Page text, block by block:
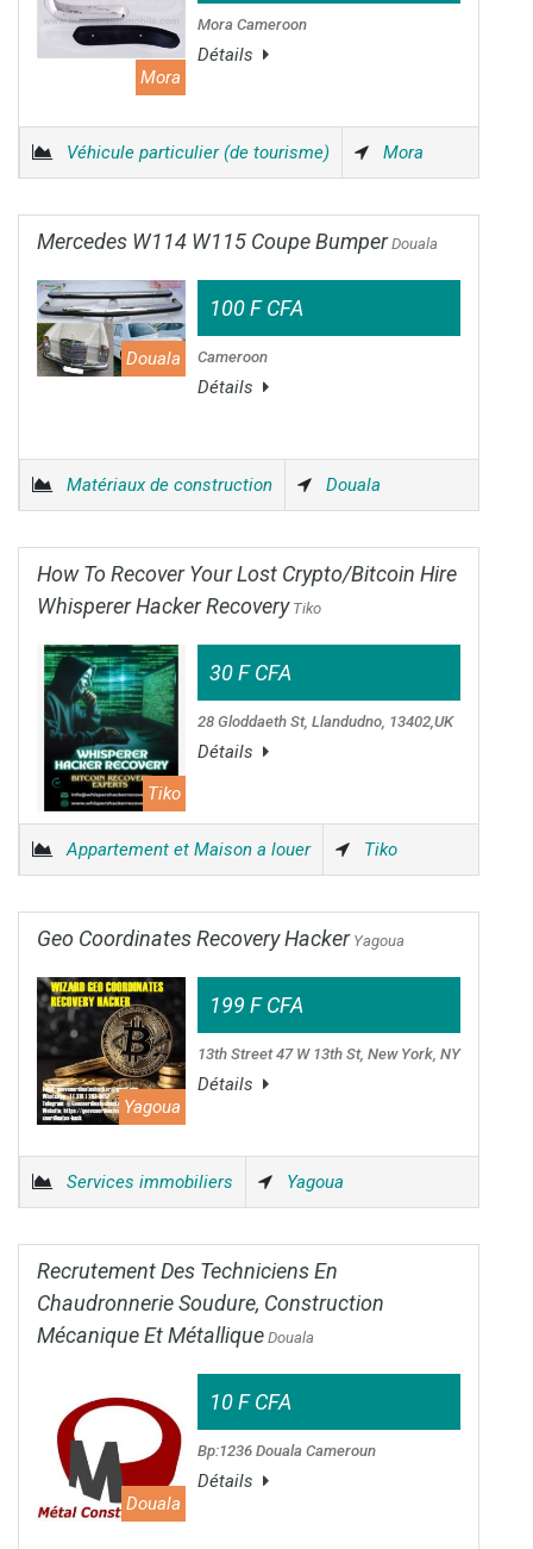
Mora
Mora Cameroon
Détails
Véhicule particulier (de tourisme) Mora
Mercedes W114 W115 Coupe BumperDouala
Douala
100 F CFA
Cameroon
Détails
Matériaux de construction Douala
How To Recover Your Lost Crypto/Bitcoin Hire
Whisperer Hacker RecoveryTiko
Tiko
30 F CFA
28 Gloddaeth St, Llandudno, 13402,UK
Détails
Appartement et Maison a louer Tiko
Geo Coordinates Recovery HackerYagoua
Yagoua
199 F CFA
13th Street 47 W 13th St, New York, NY
Détails
Services immobiliers Yagoua
Recrutement Des Techniciens En
Chaudronnerie Soudure, Construction
Mécanique Et Métallique Douala
Douala
10 F CFA
Bp:1236 Douala Cameroun
Détails